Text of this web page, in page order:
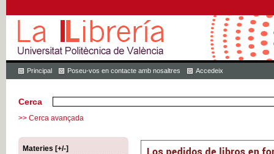
Principal Poseu-vos en contacte amb nosaltres Accedeix
Cerca
>> Cerca avançada
Materies [+/-]